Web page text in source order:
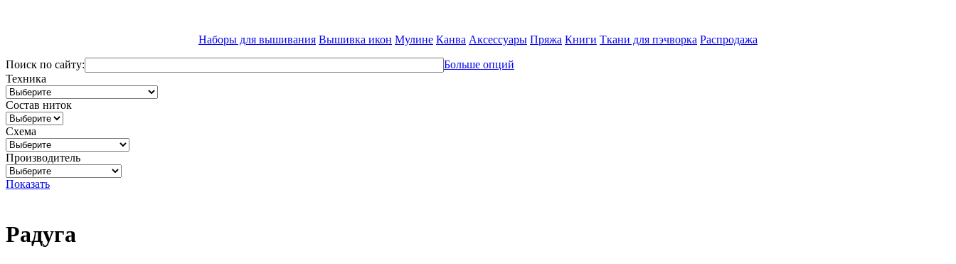
Наборы для вышивания Вышивка икон Мулине Канва Аксессуары Пряжа Книги Ткани для пэчворка Распродажа
Поиск по сайту:
Больше опций
Техника
Состав ниток
Схема
Производитель
Показать
Радуга